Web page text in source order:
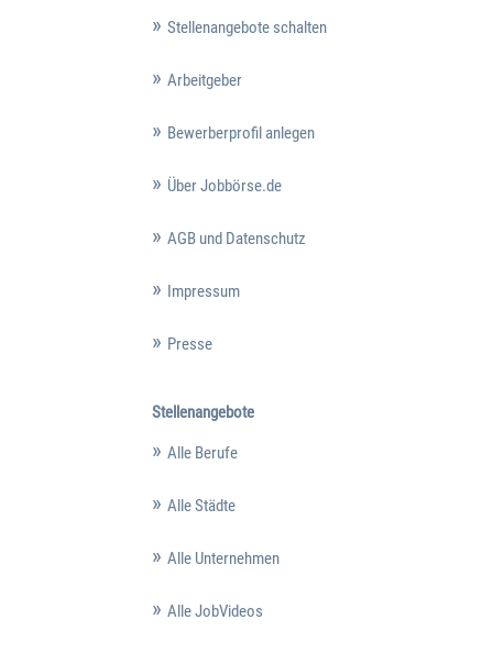
Stellenangebote schalten
Arbeitgeber
Bewerberprofil anlegen
Über Jobbörse.de
AGB und Datenschutz
Impressum
Presse
Stellenangebote
Alle Berufe
Alle Städte
Alle Unternehmen
Alle JobVideos